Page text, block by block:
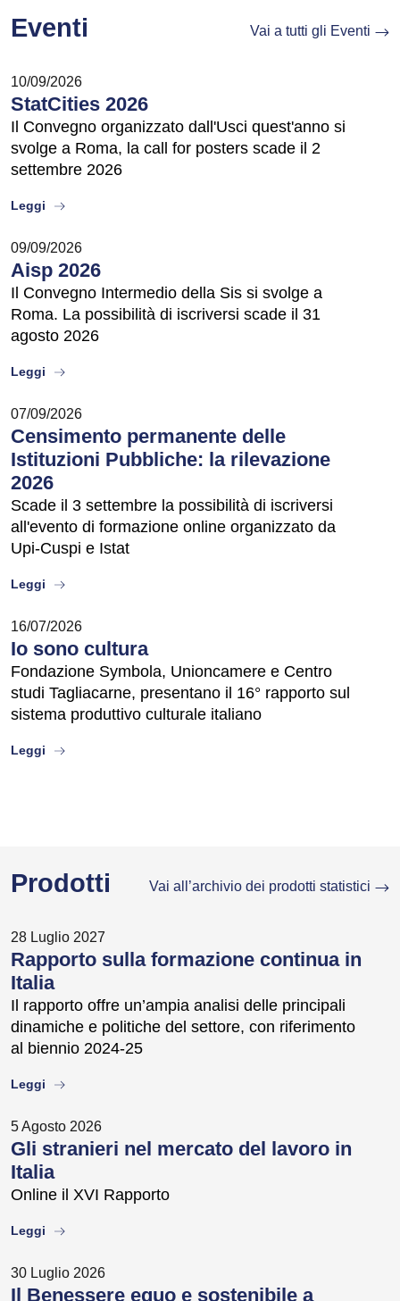
Eventi Vai a tutti gli Eventi
10/09/2026
StatCities 2026
Il Convegno organizzato dall'Usci quest'anno si
svolge a Roma, la call for posters scade il 2
settembre 2026
Leggi about
09/09/2026
Aisp 2026
Il Convegno Intermedio della Sis si svolge a
Roma. La possibilità di iscriversi scade il 31
agosto 2026
Leggi about
07/09/2026
Censimento permanente delle
Istituzioni Pubbliche: la rilevazione
2026
Scade il 3 settembre la possibilità di iscriversi
all'evento di formazione online organizzato da
Upi-Cuspi e Istat
Leggi about
16/07/2026
Io sono cultura
Fondazione Symbola, Unioncamere e Centro
studi Tagliacarne, presentano il 16° rapporto sul
sistema produttivo culturale italiano
Leggi about
Prodotti Vai all’archivio dei prodotti statistici
28 Luglio 2027
Rapporto sulla formazione continua in
Italia
Il rapporto offre un’ampia analisi delle principali
dinamiche e politiche del settore, con riferimento
al biennio 2024-25
Leggi about
5 Agosto 2026
Gli stranieri nel mercato del lavoro in
Italia
Online il XVI Rapporto
Leggi about
30 Luglio 2026
Il Benessere equo e sostenibile a